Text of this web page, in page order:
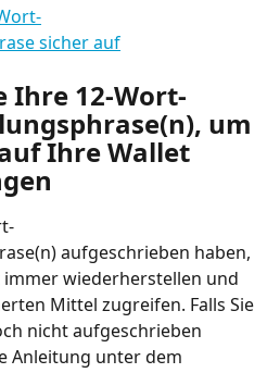
sicher auf
Ihre 12-Wort-
um
Ihre Wallet
aufgeschrieben haben,
immer wiederherstellen und
Mittel zugreifen. Falls Sie
nicht aufgeschrieben
Anleitung unter dem